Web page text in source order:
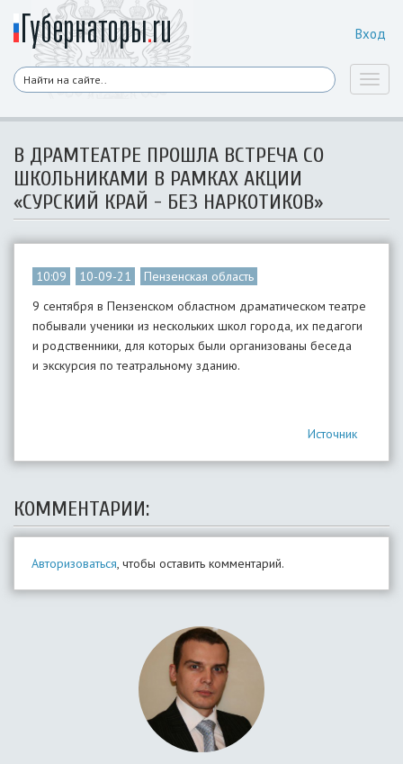
Вход
В ДРАМТЕАТРЕ ПРОШЛА ВСТРЕЧА СО
ШКОЛЬНИКАМИ В РАМКАХ АКЦИИ
«СУРСКИЙ КРАЙ - БЕЗ НАРКОТИКОВ»
10:09 10-09-21
Пензенская область
9 сентября в Пензенском областном драматическом театре
побывали ученики из нескольких школ города, их педагоги
и родственники, для которых были организованы беседа
и экскурсия по театральному зданию.
Источник
КОММЕНТАРИИ:
Авторизоваться, чтобы оставить комментарий.